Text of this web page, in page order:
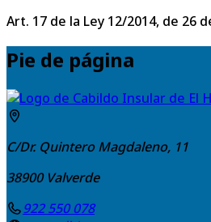
Art. 17 de la Ley 12/2014, de 26
Pie de página
C/Dr. Quintero Magdaleno, 11
38900 Valverde
922 550 078